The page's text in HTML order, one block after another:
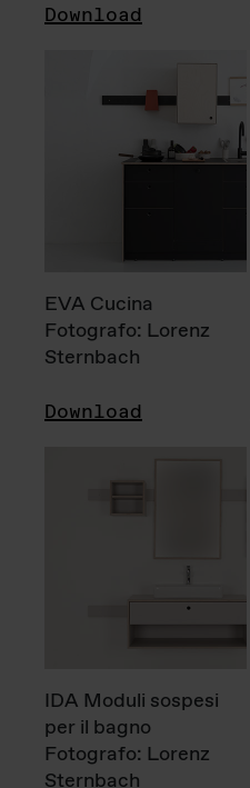
Download
EVA Cucina
Fotografo: Lorenz
Sternbach
Download
IDA Moduli sospesi
per il bagno
Fotografo: Lorenz
Sternbach